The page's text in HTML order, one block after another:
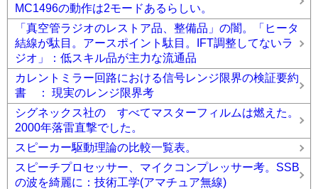
MC1496の動作は2モードあるらしい。
「真空管ラジオのレストア品、整備品」の闇。「ヒータ
結線が駄目。アースポイント駄目。IFT調整してないラ
ジオ」：低スキル品が主力な流通品
カレントミラー回路における信号レンジ限界の検証要約
書 ： 現実のレンジ限界考
シグネックス社の すべてマスターフィルムは燃えた。
2000年落雷直撃でした。
スピーカー駆動理論の比較一覧表。
スピーチプロセッサー、マイクコンプレッサー考。SSB
の波を綺麗に：技術工学(アマチュア無線)